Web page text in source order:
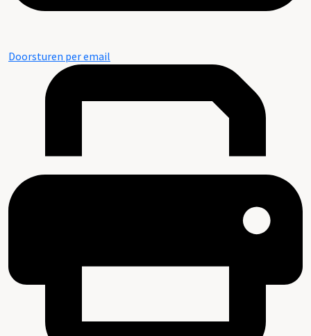
Doorsturen per email